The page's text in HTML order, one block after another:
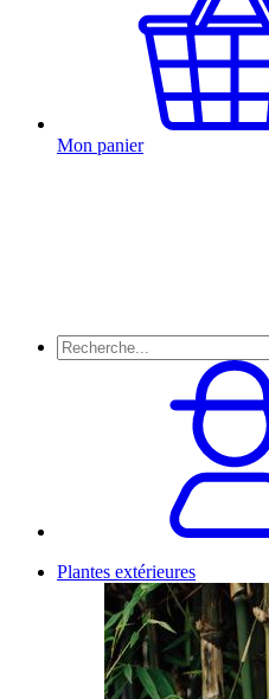
Mon panier
Plantes extérieures